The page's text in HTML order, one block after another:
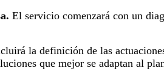
El servicio comenzará con un
la definición de las
que mejor se adaptan al